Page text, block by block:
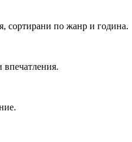
сортирани по жанр и година.